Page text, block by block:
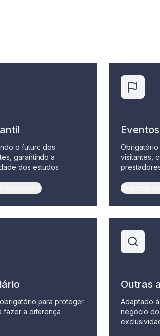
o futuro dos
garantindo a
dos estudos
contato
Eventos
visitantes,
prestadores
Solicitar
para proteger
fazer a diferença
Outras
Adaptado
negócio do